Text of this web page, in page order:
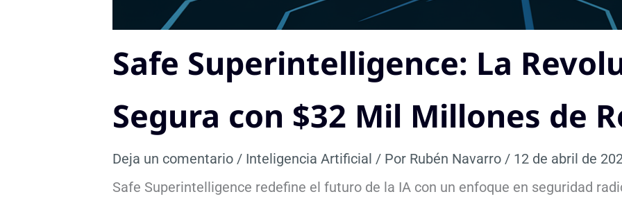
Safe Superintelligence: La
Segura con $32 Mil Millones de
Deja un comentario / Inteligencia Artificial / Por Rubén Navarro / 12 de abril de
Safe Superintelligence redefine el futuro de la IA con un enfoque en seguridad